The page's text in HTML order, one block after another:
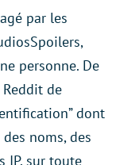
par les
personne. De
de
dont
noms, des
IP, sur toute